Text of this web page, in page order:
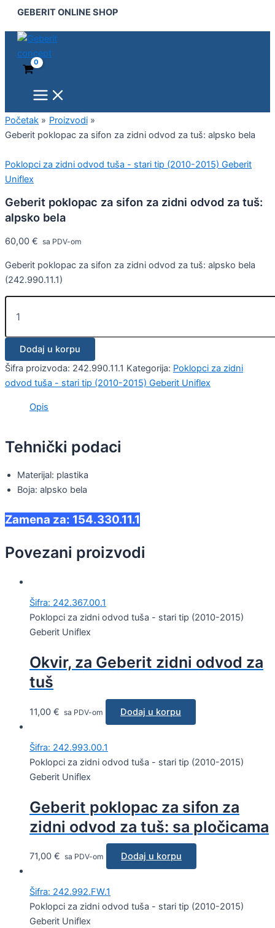
Pređi
sadržaj
GEBERIT ONLINE SHOP
Menu
Početak
Proizvodi
Geberit poklopac za sifon za zidni odvod za tuš: alpsko bela
Poklopci za zidni odvod tuša - stari tip (2010-2015) Geberit
Uniflex
Geberit poklopac za sifon za zidni odvod za tuš:
alpsko bela
60,00 € sa PDV-om
Geberit poklopac za sifon za zidni odvod za tuš: alpsko bela
(242.990.11.1)
poklopac
za
sifon
zidni
alpsko
bela
količina
Dodaj u korpu
Šifra proizvoda: 242.990.11.1 Kategorija: Poklopci za zidni
odvod tuša - stari tip (2010-2015) Geberit Uniflex
Opis
Tehnički podaci
Materijal: plastika
Boja: alpsko bela
Zamena za: 154.330.11.1
Povezani proizvodi
Šifra: 242.367.00.1
Poklopci za zidni odvod tuša - stari tip (2010-2015)
Geberit Uniflex
Okvir, za Geberit zidni odvod za
tuš
11,00 € sa PDV-om Dodaj u korpu
Šifra: 242.993.00.1
Poklopci za zidni odvod tuša - stari tip (2010-2015)
Geberit Uniflex
Geberit poklopac za sifon za
zidni odvod za tuš: sa pločicama
71,00 € sa PDV-om Dodaj u korpu
Šifra: 242.992.FW.1
Poklopci za zidni odvod tuša - stari tip (2010-2015)
Geberit Uniflex